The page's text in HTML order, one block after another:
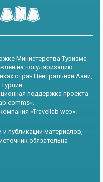
Министерства Туризма
на популяризацию
стран Центральной Азии,
поддержка проекта
comms».
«Travellab web».
публикации материалов,
обязательна